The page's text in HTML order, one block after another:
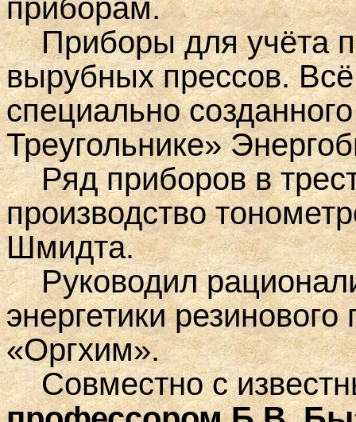
приборам.
Приборы для учёта
вырубных прессов.
специально
Треугольнике»
Ряд приборов в
производство
Шмидта.
Руководил
энергетики
«Оргхим».
Совместно с